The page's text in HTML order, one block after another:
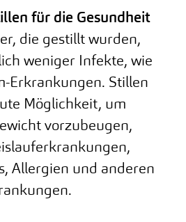
für die Gesundheit
die gestillt wurden,
weniger Infekte, wie
Erkrankungen. Stillen
Möglichkeit, um
vorzubeugen,
Allergien und anderen